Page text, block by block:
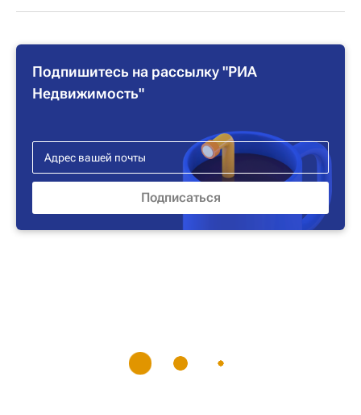
Подпишитесь на рассылку "РИА
Недвижимость"